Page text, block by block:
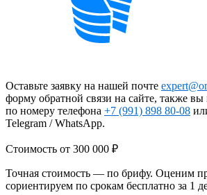
Оставьте заявку на нашей почте
форму обратной связи на сайте, также
по номеру телефона +7 (991) 898 80-08
Telegram / WhatsApp.
Стоимость от 300 000 ₽
Точная стоимость — по брифу. Оценим
сориентируем по срокам бесплатно за 1